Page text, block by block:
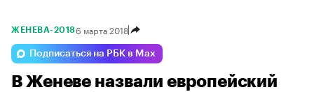
Esteo Voyah
Omoda Geely Volga
ЖЕНЕВА-20186 марта 2018
Подписаться на РБК в Max
В Женеве назвали европейский